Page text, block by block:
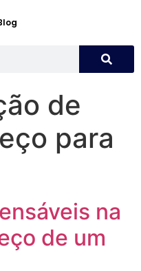
de
para
na
de um